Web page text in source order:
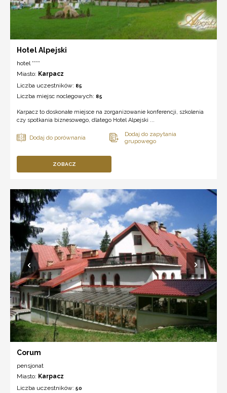
Hotel Alpejski
hotel ****
Miasto: Karpacz
Liczba uczestników: 85
Liczba miejsc noclegowych: 85
Karpacz to doskonałe miejsce na zorganizowanie konferencji, szkolenia
czy spotkania biznesowego, dlatego Hotel Alpejski ...
ZOBACZ
Corum
pensjonat
Miasto: Karpacz
Liczba uczestników: 50